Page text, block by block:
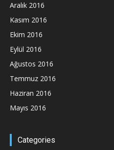
Aralık 2016
Kasım 2016
Ekim 2016
Eylül 2016
Ağustos 2016
Temmuz 2016
Haziran 2016
Mayıs 2016
Categories